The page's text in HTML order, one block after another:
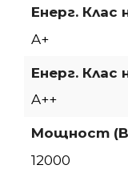
Енерг. Клас
A+
Енерг. Клас
A++
Мощност
12000